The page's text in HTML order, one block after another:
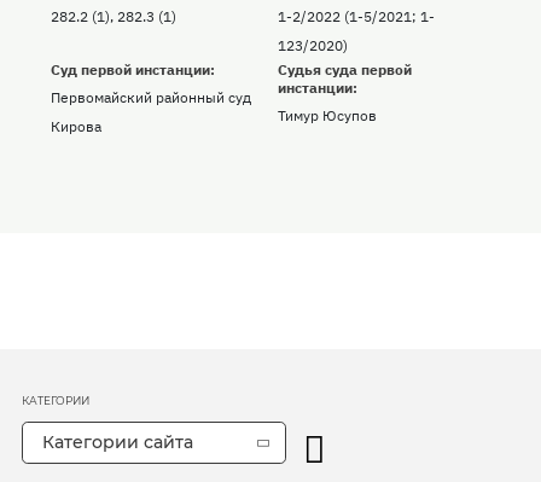
282.2 (1), 282.3 (1)
1-2/2022 (1-5/2021; 1-
123/2020)
Суд первой инстанции:
Первомайский районный суд
Кирова
Судья суда первой
инстанции:
Тимур Юсупов
КАТЕГОРИИ
Категории сайта